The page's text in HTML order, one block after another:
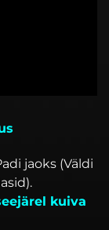
jaoks (Väldi
kuiva